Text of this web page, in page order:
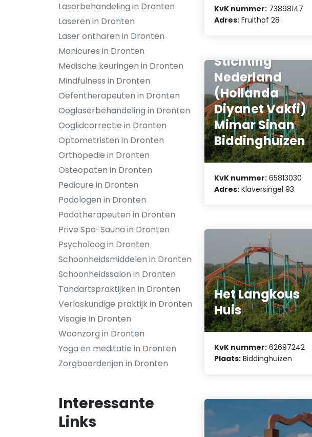
Laserbehandeling in Dronten
Laseren in Dronten
Laser ontharen in Dronten
Manicures in Dronten
Medische keuringen in Dronten
Mindfulness in Dronten
Oefentherapeuten in Dronten
Ooglaserbehandeling in Dronten
Ooglidcorrectie in Dronten
Optometristen in Dronten
Orthopedie in Dronten
Osteopaten in Dronten
Pedicure in Dronten
Podologen in Dronten
Podotherapeuten in Dronten
Prive Spa-Sauna in Dronten
Psycholoog in Dronten
Schoonheidsmiddelen in Dronten
Schoonheidssalon in Dronten
Tandartspraktijken in Dronten
Verloskundige praktijk in Dronten
Visagie in Dronten
Woonzorg in Dronten
Yoga en meditatie in Dronten
Zorgboerderijen in Dronten
Interessante
Links
KvK nummer: 73898147
Adres: Fruithof 28
Stichting
Nederland
(Hollanda
Diyanet Vakfi)
Mimar Sinan
Biddinghuizen
KvK nummer: 65813030
Adres: Klaversingel 93
Het Langkous
Huis
KvK nummer: 62697242
Plaats: Biddinghuizen